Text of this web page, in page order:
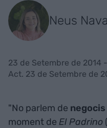
Neus
23 de Setembre de 2014
Act. 23 de Setembre de
"No parlem de negocis
moment de El Padrino